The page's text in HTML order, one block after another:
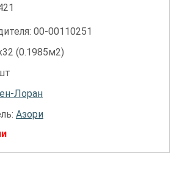
00-00110251
(0.1985м2)
Лоран
Азори